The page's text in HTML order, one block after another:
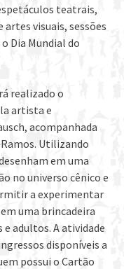
teatrais,
visuais, sessões
Dia Mundial do
realizado o
artista e
acompanhada
Utilizando
em uma
no universo cênico e
a experimentar
uma brincadeira
adultos. A atividade
disponíveis a
possui o Cartão